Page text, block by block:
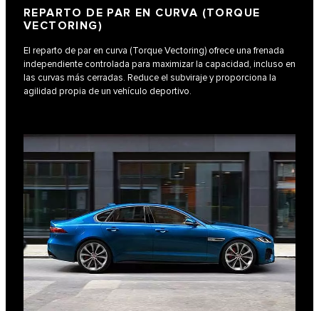
REPARTO DE PAR EN CURVA (TORQUE
VECTORING)
El reparto de par en curva (Torque Vectoring) ofrece una frenada
independiente controlada para maximizar la capacidad, incluso en
las curvas más cerradas. Reduce el subviraje y proporciona la
agilidad propia de un vehículo deportivo.